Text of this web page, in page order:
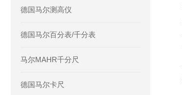
德国马尔测高仪
德国马尔百分表/千分表
马尔MAHR千分尺
德国马尔卡尺